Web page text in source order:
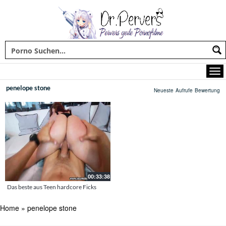
penelope stone Neueste Aufrufe Bewertung
00:33:38
Das beste aus Teen hardcore Ficks
Home » penelope stone